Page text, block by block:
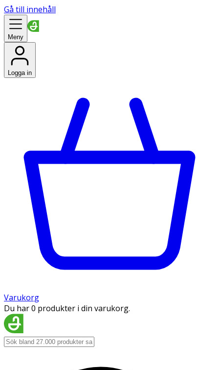
Gå till innehåll
Meny
Logga in
Varukorg
Du har 0 produkter i din varukorg.